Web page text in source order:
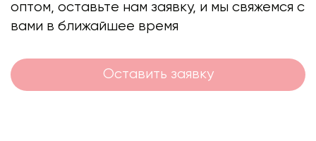
оптом, оставьте нам заявку, и мы свяжемся с
вами в ближайшее время
Оставить заявку